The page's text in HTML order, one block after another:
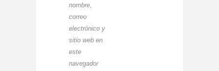
nombre,
correo
electrónico y
sitio web en
este
navegador